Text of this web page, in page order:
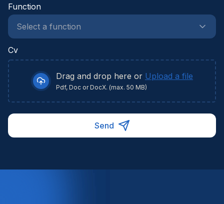
Function
Cv
Drag and drop here or Upload a file
Pdf, Doc or DocX. (max. 50 MB)
Send